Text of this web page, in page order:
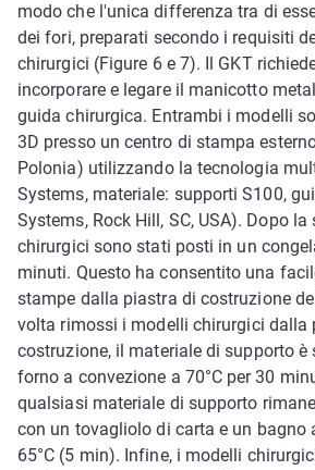
modo che l'unica differenza tra di
dei fori, preparati secondo i requisiti
chirurgici (Figure 6 e 7). Il GKT
incorporare e legare il manicotto
guida chirurgica. Entrambi i modelli
3D presso un centro di stampa
Polonia) utilizzando la tecnologia
Systems, materiale: supporti S100,
Systems, Rock Hill, SC, USA). Dopo
chirurgici sono stati posti in un
minuti. Questo ha consentito una
stampe dalla piastra di costruzione
volta rimossi i modelli chirurgici dalla
costruzione, il materiale di supporto
forno a convezione a 70°C per 30
qualsiasi materiale di supporto
con un tovagliolo di carta e un bagno
65°C (5 min). Infine, i modelli